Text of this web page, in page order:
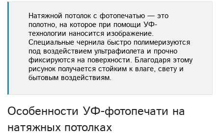
Натяжной потолок с фотопечатью — это
полотно, на которое при помощи УФ-
технологии наносится изображение.
Специальные чернила быстро полимеризуются
под воздействием ультрафиолета и прочно
фиксируются на поверхности. Благодаря этому
рисунок получается стойким к влаге, свету и
бытовым воздействиям.
Особенности УФ-фотопечати на
натяжных потолках